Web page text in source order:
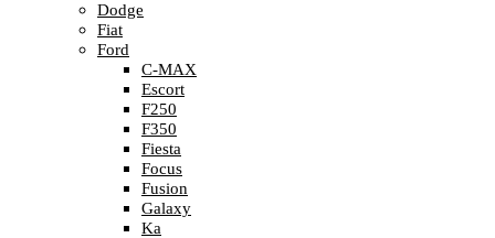
Dodge
Fiat
Ford
C-MAX
Escort
F250
F350
Fiesta
Focus
Fusion
Galaxy
Ka